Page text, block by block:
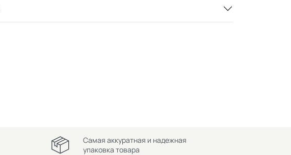
Самая аккуратная и надежная
упаковка товара